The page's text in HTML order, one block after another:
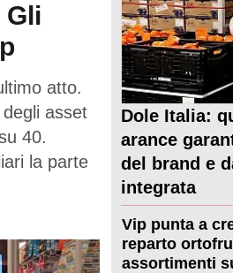
Gli
atto.
asset
40.
la parte
Dole Italia:
arance
del brand e
integrata
Vip punta a
reparto
assortimenti